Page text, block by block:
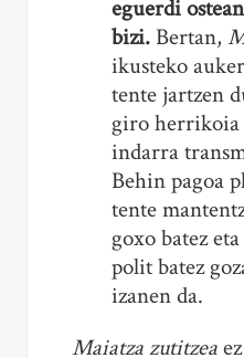
eguerdi
bizi.Bertan,
ikusteko
tente jartzen
giro herrikoia
indarra
Behin pagoa
tente
goxo batez
polit batez
izanen da.
Maiatza zutitzea